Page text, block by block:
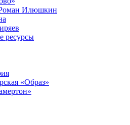
Илюшкин
ресурсы
«Образ»